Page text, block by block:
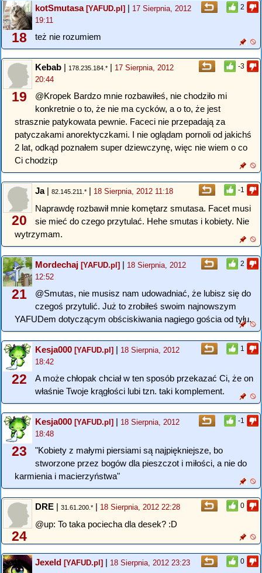
2
18
kotSmutasa[YAFUD.pl] | 17 Sierpnia, 2012
19:11
też nie rozumiem
-3
19
Kebab | 178.235.184.* | 17 Sierpnia, 2012
20:44
@Kropek Bardzo mnie rozbawiłeś, nie chodziło mi
konkretnie o to, że nie ma cycków, a o to, że jest
strasznie patykowata pewnie. Faceci nie przepadają za
patyczakami anorektyczkami. I nie oglądam pornoli od jakichś
2 lat, odkąd poznałem super dziewczynę, więc nie wiem o co
Ci chodzi;p
-1
20
Ja| 82.145.211.* | 18 Sierpnia, 2012 11:18
Naprawdę rozbawił mnie komętarz smutasa. Facet musi
sie mieć do czego przytulać. Hehe smutas i kobiety. Nie
wytrzymam.
2
21
Mordechaj [YAFUD.pl] | 18 Sierpnia, 2012
12:52
@Smutas, nie musisz nam udowadniać, że lubisz się do
czegoś przytulić. Już to zrobiłeś swoim najnowszym
YAFUDem dotyczącym obściskiwania nagiego gościa od tyłu.
1
22
Kesja000 [YAFUD.pl] | 18 Sierpnia, 2012
18:42
A może chłopak chciał w ten sposób przekazać Ci, że on
właśnie Twoje krągłości lubi tzn. taki komplement.
-1
23
Kesja000 [YAFUD.pl] | 18 Sierpnia, 2012
18:48
"Kobiety z małymi piersiami są najpiękniejsze, bo
stworzone przez bogów dla pieszczot i miłości, a nie do
karmienia i macierzyństwa"
0
24
DRE | 31.61.200.* | 18 Sierpnia, 2012 22:28
@up: To taka pociecha dla desek? :D
0
Jexeld [YAFUD.pl] | 18 Sierpnia, 2012 23:23